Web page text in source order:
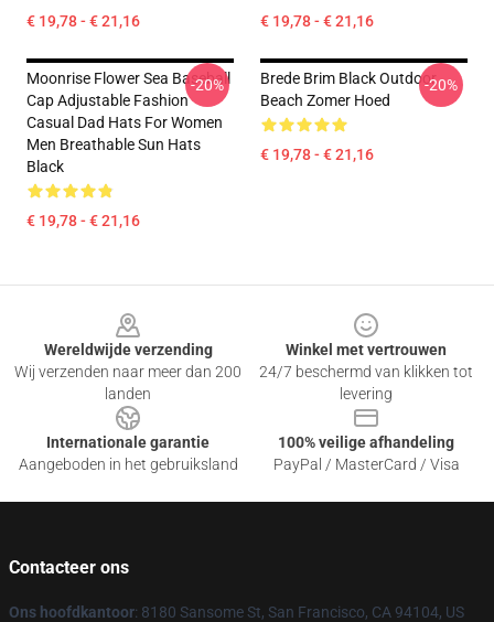
€ 19,78 - € 21,16 € 19,78 - € 21,16
Moonrise Flower Sea Baseball
Cap Adjustable Fashion
Casual Dad Hats For Women
Men Breathable Sun Hats
Black
€ 19,78 - € 21,16
-20%
Brede Brim Black Outdoor
Beach Zomer Hoed
€ 19,78 - € 21,16
-20%
Wereldwijde verzending
Wij verzenden naar meer dan 200
landen
Winkel met vertrouwen
24/7 beschermd van klikken tot
levering
Internationale garantie
Aangeboden in het gebruiksland
100% veilige afhandeling
PayPal / MasterCard / Visa
Contacteer ons
Ons hoofdkantoor: 8180 Sansome St, San Francisco, CA 94104, US